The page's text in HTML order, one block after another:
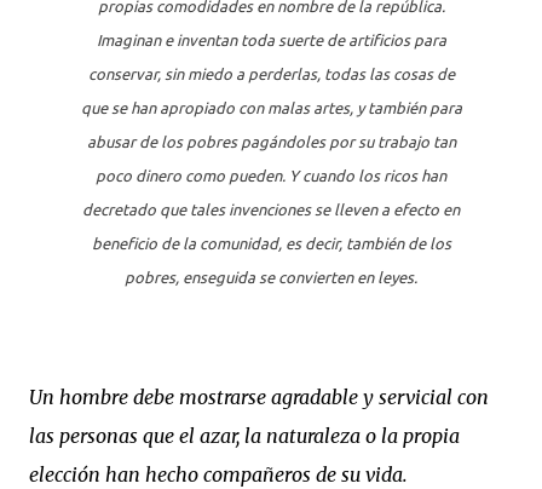
propias comodidades en nombre de la república.
Imaginan e inventan toda suerte de artificios para
conservar, sin miedo a perderlas, todas las cosas de
que se han apropiado con malas artes, y también para
abusar de los pobres pagándoles por su trabajo tan
poco dinero como pueden. Y cuando los ricos han
decretado que tales invenciones se lleven a efecto en
beneficio de la comunidad, es decir, también de los
pobres, enseguida se convierten en leyes.
Un hombre debe mostrarse agradable y servicial con
las personas que el azar, la naturaleza o la propia
elección han hecho compañeros de su vida.